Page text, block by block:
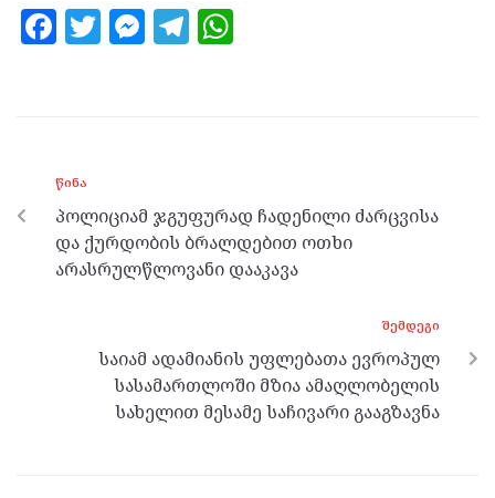
F
a
o
o
k
T
w
M
es
er
T
el
m p
p
ᲬᲘᲜᲐ
პოლიციამ ჯგუფურად ჩადენილი ძარცვისა
და ქურდობის ბრალდებით ოთხი
არასრულწლოვანი დააკავა
ᲨᲔᲛᲓᲔᲒᲘ
საიამ ადამიანის უფლებათა ევროპულ
სასამართლოში მზია ამაღლობელის
სახელით მესამე საჩივარი გააგზავნა